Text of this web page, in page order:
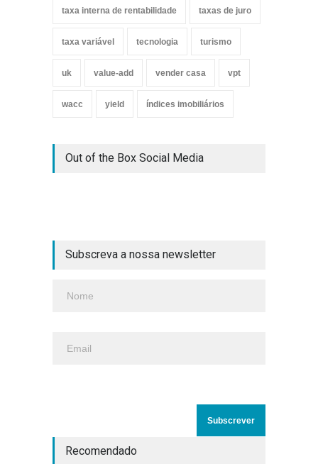
taxa interna de rentabilidade taxas de juro
taxa variável tecnologia turismo
uk value-add vender casa vpt
wacc yield índices imobiliários
Out of the Box Social Media
Subscreva a nossa newsletter
Recomendado